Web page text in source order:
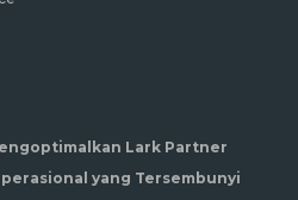
Lark Partner
yang Tersembunyi